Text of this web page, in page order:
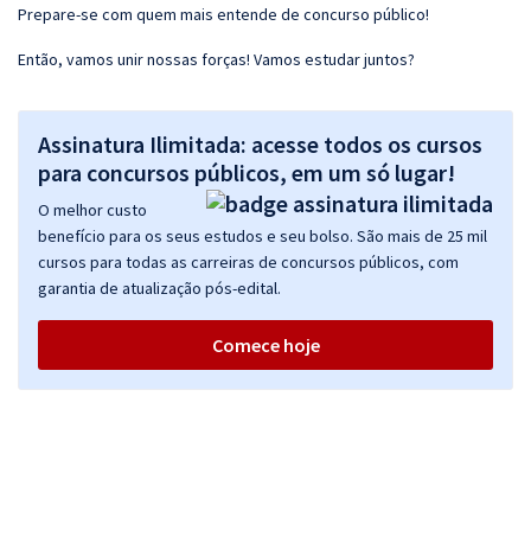
Prepare-se com quem mais entende de concurso público!
Então, vamos unir nossas forças! Vamos estudar juntos?
Assinatura Ilimitada: acesse todos os cursos
para concursos públicos, em um só lugar!
O melhor custo
benefício para os seus estudos e seu bolso. São mais de 25 mil
cursos para todas as carreiras de concursos públicos, com
garantia de atualização pós-edital.
Comece hoje